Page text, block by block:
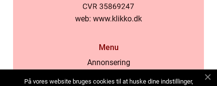
web: www.klikko.dk
Menu
Annonsering
På vores website bruges cookies til at huske dine indstillinger,